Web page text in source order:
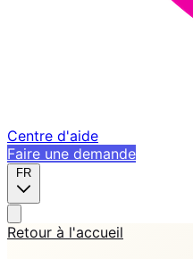
Centre d'aide
Faire une demande
FR
Retour à l'accueil